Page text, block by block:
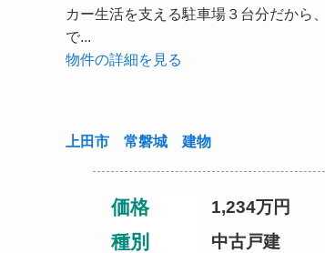
カー生活を支える駐車場３台分だから
で...
物件の詳細を見る
上田市 常磐城 建物
価格 1,234万円
種別 中古戸建